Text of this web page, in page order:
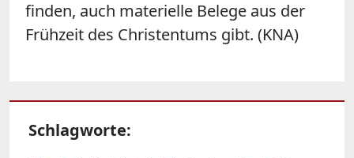
finden, auch materielle Belege aus der
Frühzeit des Christentums gibt. (KNA)
Schlagworte: